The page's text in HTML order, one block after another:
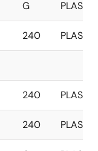
G PLASTIC
240 PLASTIC
240 PLASTIC
240 PLASTIC